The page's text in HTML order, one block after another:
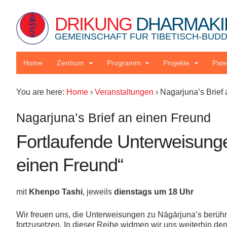
DRIKUNG
GEMEINSCHAFT FUR TIBETISCH-
Home Zentrum Programm Projekte
You are here: Home › Veranstaltungen › Nagarjuna’s
Nagarjuna’s Brief an einen Freund
Fortlaufende
einen Freund“
mit Khenpo Tashi, jeweils dienstags um 18 Uhr
Wir freuen uns, die Unterweisungen zu Nāgārjuna’s
fortzusetzen. In dieser Reihe widmen wir uns weiterhin